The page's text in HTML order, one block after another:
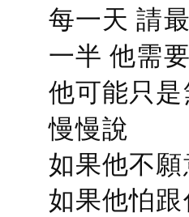
每一天 請
一半 他需
他可能只
慢慢說
如果他不
如果他怕